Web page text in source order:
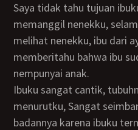
Saya tidak tahu tujuan ibuku menyuruh ayahku
memanggil nenekku,
melihat nenekku, ibu dari
memberitahu bahwa ibu
nempunyai anak.
ibuku sangat cantik, tubuhnya sangat indah
menurutku, Sangat
badannya karena ibuku